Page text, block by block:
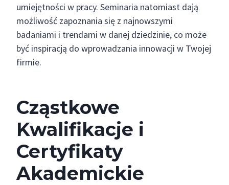
umiejętności w pracy. Seminaria natomiast dają
możliwość zapoznania się z najnowszymi
badaniami i trendami w danej dziedzinie, co może
być inspiracją do wprowadzania innowacji w Twojej
firmie.
Cząstkowe
Kwalifikacje i
Certyfikaty
Akademickie